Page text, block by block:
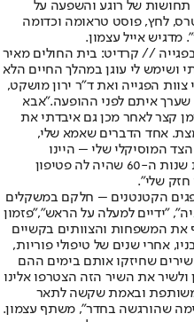
תחושות של רוגע והשפעה על
לחץ, פוסט טראומה וכדומה
אייל עצמון.
בפגייה // קרדיט: בית החולים מאיר
ושימש לי עוגן במהלך החיים הלא
הפגייה ואת ד"ר ירון מושקט,
שערך איתם לפני ההופעה."אבא
קצר לאחר מכן גם איבדתי את
אחד הדברים שאמא שלי,
המוסיקלי שלי – היינו
המשפחה היחידה בקריית גת בתחילת שנות ה-60 שהיה לה פטיפון
חזק שלי".
הקטנטנים – חלקם במשקלים
"ידיים למעלה על הראש","פזמון
את המשפחות והצוותים בקשיים
אחרי שנים של טיפולי פוריות,
שחיזקו אותם בימים ההם
ולשיר את השיר הזה הצטרפו אלינו
משותפת ובאמת שקשה לתאר
שהורגשה בחדר", משתף עצמון.